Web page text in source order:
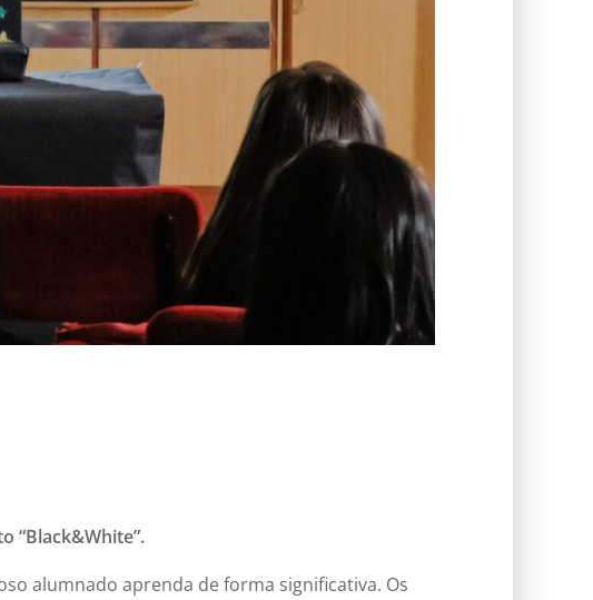
“Black&White”.
alumnado aprenda de forma significativa. Os